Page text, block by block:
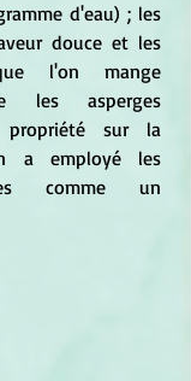
d'eau) ; les
douce et les
l'on mange
les asperges
propriété sur la
a employé les
comme un